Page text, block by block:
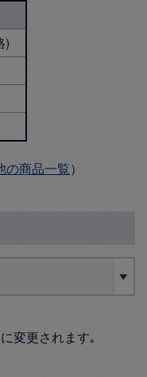
)
の商品一覧）
変更されます｡